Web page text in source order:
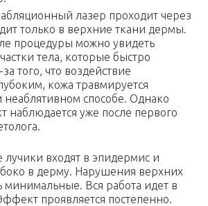
лазер проходит через
только в верхние ткани дермы.
процедуры можно увидеть
тела, которые быстро
того, что воздействие
кожа травмируется
неаблятивном способе. Однако
наблюдается уже после первого
лучики входят в эпидермис и
в дерму. Нарушения верхних
минимальные. Вся работа идет в
проявляется постепенно.